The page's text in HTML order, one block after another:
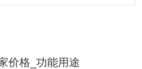
价格_功能用途